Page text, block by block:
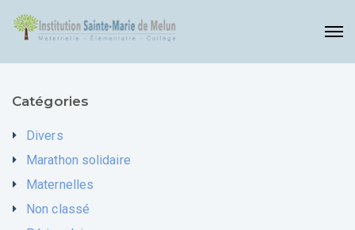
Catégories
Divers
Marathon solidaire
Maternelles
Non classé